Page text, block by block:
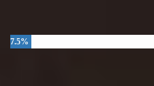
7.5%